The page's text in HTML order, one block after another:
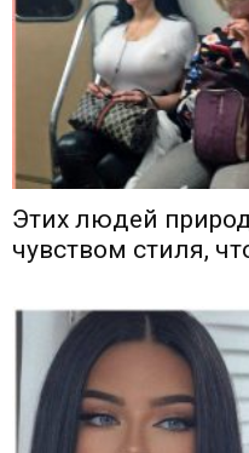
Этих людей
чувством стиля,